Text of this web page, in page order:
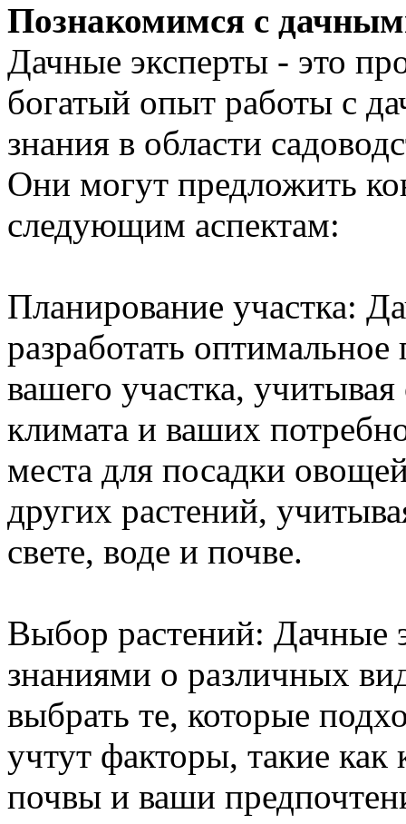
Познакомимся с
Дачные эксперты - это
богатый опыт работы с
знания в области
Они могут предложить
следующим аспектам:
Планирование участка:
разработать
вашего участка,
климата и ваших
места для посадки
других растений,
свете, воде и почве.
Выбор растений: Дачные
знаниями о различных
выбрать те, которые
учтут факторы, такие
почвы и ваши